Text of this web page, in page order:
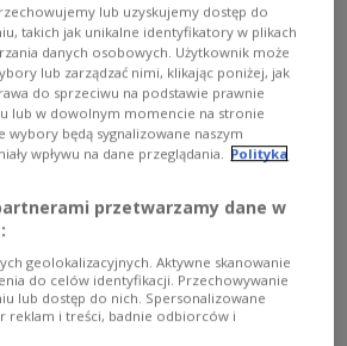
Kamińska Cezary Piwowarski
. Kapituła doceniła: aplikację
(kategoria "Życie
stronęgalaktykalema.pli
konstytucja3maja.gov.pl
mobilna/RWD - Kultura i
lub uzyskujemy dostęp do
takich jak unikalne identyfikatory w plikach
danych osobowych. Użytkownik może
lub zarządzać nimi, klikając poniżej, jak
do sprzeciwu na podstawie prawnie
lub w dowolnym momencie na stronie
wybory będą sygnalizowane naszym
wpływu na dane przeglądania.
Polityka
przetwarzamy dane w
geolokalizacyjnych. Aktywne skanowanie
do celów identyfikacji. Przechowywanie
lub dostęp do nich. Spersonalizowane
reklam i treści, badnie odbiorców i